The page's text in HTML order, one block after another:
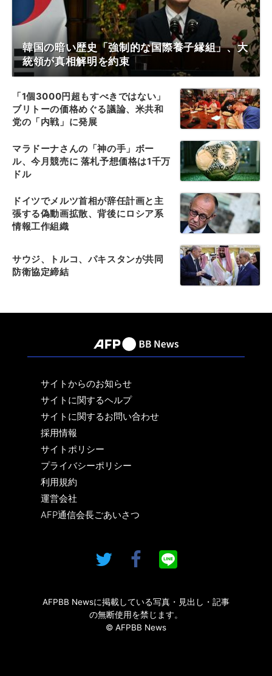
韓国の暗い歴史「強制的な国際養子縁組」、大
統領が真相解明を約束
「1個3000円超もすべきではない」
ブリトーの価格めぐる議論、米共和
党の「内戦」に発展
マラドーナさんの「神の手」ボー
ル、今月競売に 落札予想価格は1千万
ドル
ドイツでメルツ首相が辞任計画と主
張する偽動画拡散、背後にロシア系
情報工作組織
サウジ、トルコ、パキスタンが共同
防衛協定締結
サイトからのお知らせ
サイトに関するヘルプ
サイトに関するお問い合わせ
採用情報
サイトポリシー
プライバシーポリシー
利用規約
運営会社
AFP通信会長ごあいさつ
AFPBB Newsに掲載している写真・見出し・記事
の無断使用を禁じます。
© AFPBB News